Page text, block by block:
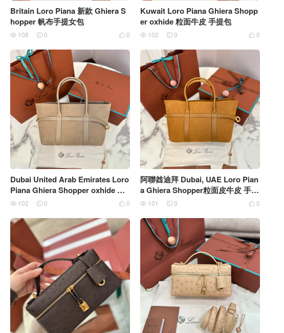
Britain Loro Piana 新款 Ghiera S
hopper 帆布手提女包
 0
 108  0
Kuwait Loro Piana Ghiera Shopp
er oxhide 粒面牛皮 手提包
 0
 102  0
Dubai United Arab Emirates Loro
Piana Ghiera Shopper oxhide 粒
面皮牛皮
 0
 102  0
阿聯酋迪拜 Dubai, UAE Loro Pian
a Ghiera Shopper粒面皮牛皮 手提
包 粘土色
 0
 101  0